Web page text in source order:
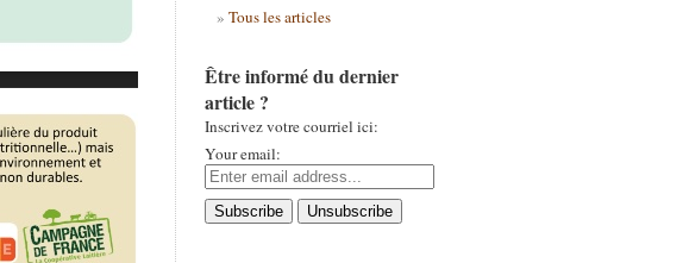
Tous les articles
Être informé du dernier
article ?
Inscrivez votre courriel ici:
Your email: